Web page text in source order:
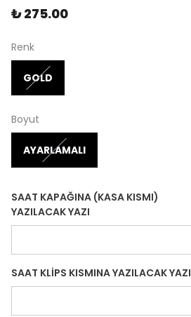
₺ 275.00
Renk
GOLD
Boyut
AYARLAMALI
SAAT KAPAĞINA (KASA KISMI)
YAZILACAK YAZI
SAAT KLİPS KISMINA YAZILACAK YAZI